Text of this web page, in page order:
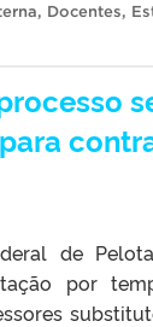
, Docentes,
de
por